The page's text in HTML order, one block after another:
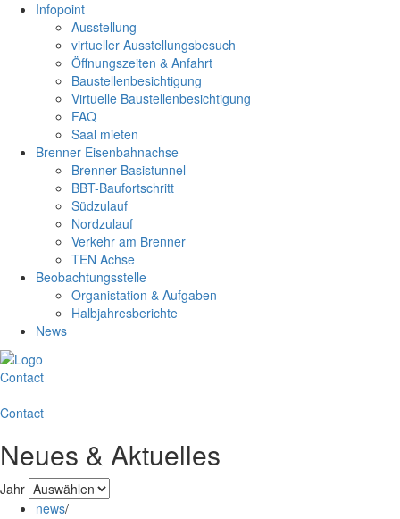
Infopoint
Ausstellung
virtueller Ausstellungsbesuch
Öffnungszeiten & Anfahrt
Baustellenbesichtigung
Virtuelle Baustellenbesichtigung
FAQ
Saal mieten
Brenner Eisenbahnachse
Brenner Basistunnel
BBT-Baufortschritt
Südzulauf
Nordzulauf
Verkehr am Brenner
TEN Achse
Beobachtungsstelle
Organistation & Aufgaben
Halbjahresberichte
News
Contact
Contact
Neues & Aktuelles
Jahr
news/